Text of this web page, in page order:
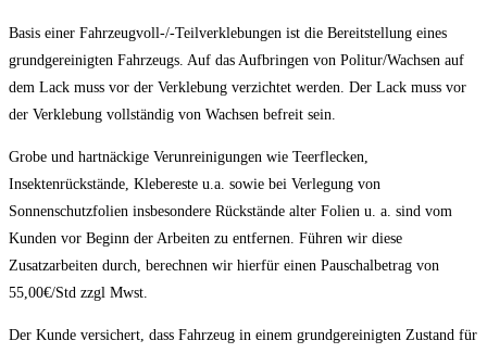
Basis einer Fahrzeugvoll-/-Teilverklebungen ist die Bereitstellung eines
grundgereinigten Fahrzeugs. Auf das Aufbringen von Politur/Wachsen auf
dem Lack muss vor der Verklebung verzichtet werden. Der Lack muss vor
der Verklebung vollständig von Wachsen befreit sein.
Grobe und hartnäckige Verunreinigungen wie Teerflecken,
Insektenrückstände, Klebereste u.a. sowie bei Verlegung von
Sonnenschutzfolien insbesondere Rückstände alter Folien u. a. sind vom
Kunden vor Beginn der Arbeiten zu entfernen. Führen wir diese
Zusatzarbeiten durch, berechnen wir hierfür einen Pauschalbetrag von
55,00€/Std zzgl Mwst.
Der Kunde versichert, dass Fahrzeug in einem grundgereinigten Zustand für